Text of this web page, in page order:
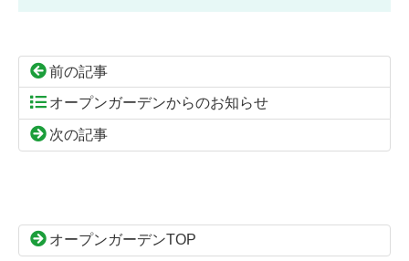
前の記事
オープンガーデンからのお知らせ
次の記事
ン
の
オープンガーデンTOP